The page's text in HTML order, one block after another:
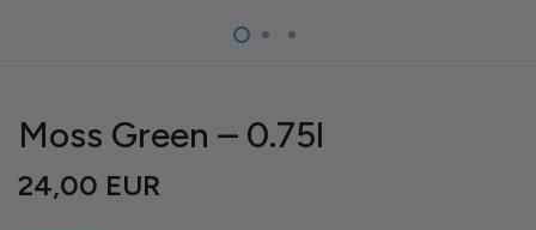
Moss Green – 0.75l
24,00 EUR